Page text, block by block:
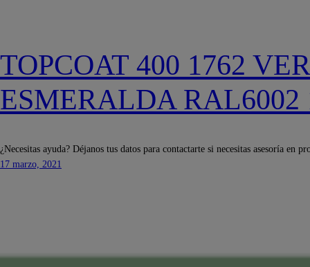
TOPCOAT 400 1762
ESMERALDA RAL6002
¿Necesitas ayuda? Déjanos tus datos para contactarte si necesitas asesoría en
17 marzo, 2021